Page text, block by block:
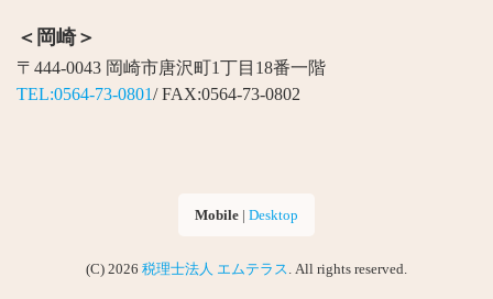
＜岡崎＞
〒444-0043 岡崎市唐沢町1丁目18番一階
TEL:0564-73-0801/ FAX:0564-73-0802
Mobile | Desktop
(C) 2026 税理士法人 エムテラス. All rights reserved.